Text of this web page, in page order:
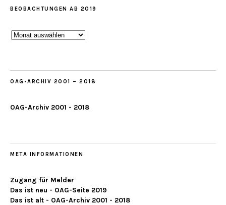
BEOBACHTUNGEN AB 2019
Beobachtungen
OAG-ARCHIV 2001 – 2018
OAG-Archiv 2001 - 2018
META INFORMATIONEN
Zugang für Melder
Das ist neu - OAG-Seite 2019
Das ist alt - OAG-Archiv 2001 - 2018